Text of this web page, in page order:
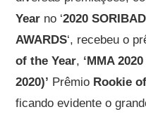
Year no ‘2020
AWARDS‘, recebeu o
of the Year, ‘MMA
2020)’ Prêmio Rookie
ficando evidente o